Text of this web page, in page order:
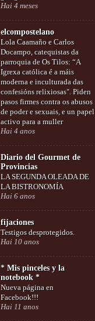
Hai 4 meses
elcompostelano
Lola Caamaño e Carlos
Docampo, catequistas da
parroquia de Os Tilos: “A
Igrexa católica é a máis
moderna e inculturada das
confesións relixiosas". Piden
pasos firmes contra os abusos
de poder e sexuais, e un papel
activo para a muller
Hai 4 anos
Diario del Gourmet de
Provincias
LA SEGUNDA OLEADA DE
LA BISTRONOMÍA
Hai 6 anos
fijaciones
Testigos desprotegidos.
Hai 10 anos
* Mis pinceles y la
notebook *
Nueva página en
Facebook!!!
Hai 11 anos